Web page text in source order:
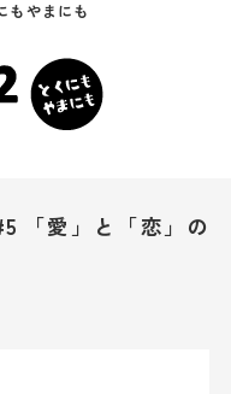
もやまにも
「愛」と「恋」の